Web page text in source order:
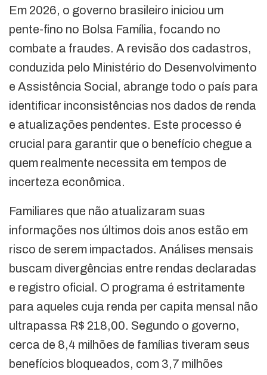
Em 2026, o governo brasileiro iniciou um
pente-fino no Bolsa Família, focando no
combate a fraudes. A revisão dos cadastros,
conduzida pelo Ministério do Desenvolvimento
e Assistência Social, abrange todo o país para
identificar inconsistências nos dados de renda
e atualizações pendentes. Este processo é
crucial para garantir que o benefício chegue a
quem realmente necessita em tempos de
incerteza econômica.
Familiares que não atualizaram suas
informações nos últimos dois anos estão em
risco de serem impactados. Análises mensais
buscam divergências entre rendas declaradas
e registro oficial. O programa é estritamente
para aqueles cuja renda per capita mensal não
ultrapassa R$ 218,00. Segundo o governo,
cerca de 8,4 milhões de famílias tiveram seus
benefícios bloqueados, com 3,7 milhões